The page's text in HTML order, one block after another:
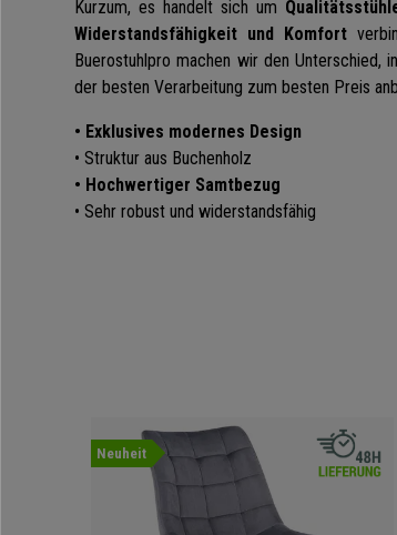
Kurzum, es handelt sich um
Widerstandsfähigkeit und Komfort
Buerostuhlpro machen wir den
der besten Verarbeitung zum besten Preis
• Exklusives modernes Design
• Struktur aus Buchenholz
• Hochwertiger Samtbezug
• Sehr robust und widerstandsfähig
Neuheit